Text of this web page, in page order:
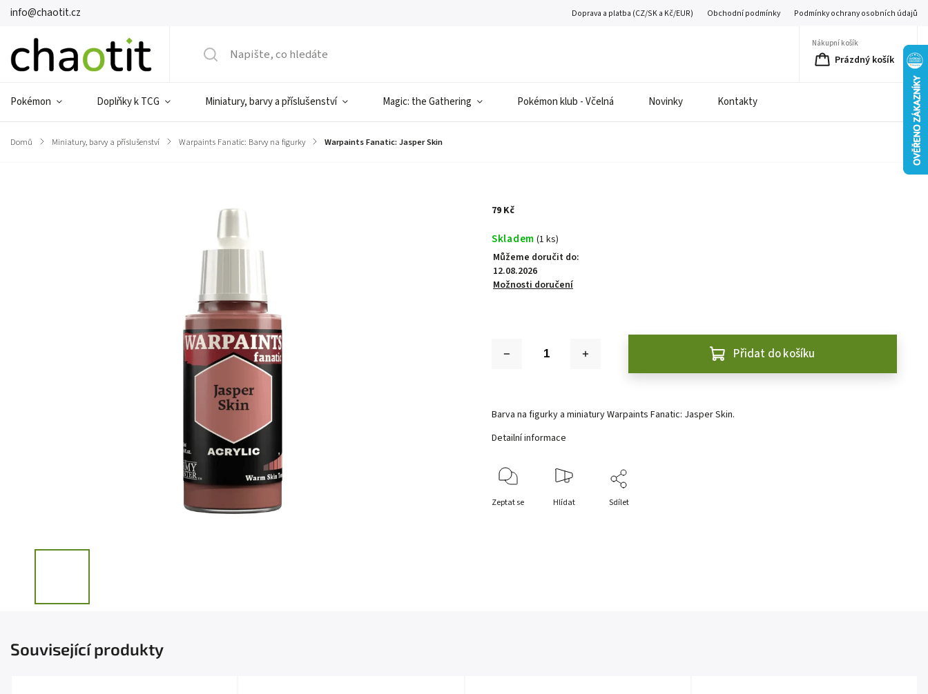
info@chaotit.cz Doprava a platba (CZ/SK a Kč/EUR) Obchodní podmínky Podmínky ochrany osobních údajů
Nákupní košík
Prázdný košík
Pokémon Doplňky k TCG Miniatury, barvy a příslušenství Magic: the Gathering Pokémon klub - Včelná Novinky Kontakty
Domů / Miniatury, barvy a příslušenství / Warpaints Fanatic: Barvy na figurky / Warpaints Fanatic: Jasper Skin
79 Kč
Skladem (1 ks)
Můžeme doručit do:
12.08.2026
Možnosti doručení
Přidat do košíku
Barva na figurky a miniatury Warpaints Fanatic: Jasper Skin.
Detailní informace
Zeptat se Hlídat Sdílet
Související produkty